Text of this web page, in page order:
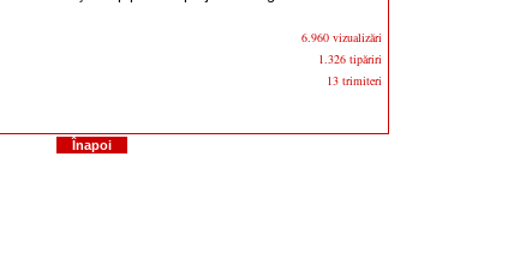
6.960 vizualizări
1.326 tipăriri
13 trimiteri
Înapoi